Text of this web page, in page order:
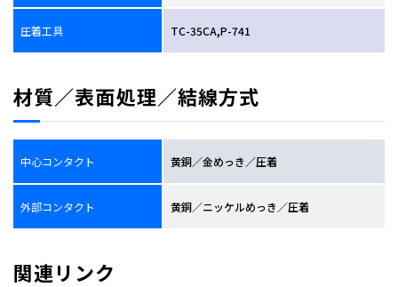
圧着工具 TC-35CA,P-741
材質／表面処理／結線方式
中心コンタクト 黄銅／金めっき／圧着
外部コンタクト 黄銅／ニッケルめっき／圧着
関連リンク